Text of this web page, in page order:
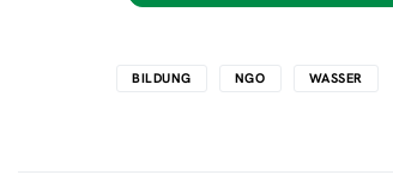
BILDUNG NGO WASSER